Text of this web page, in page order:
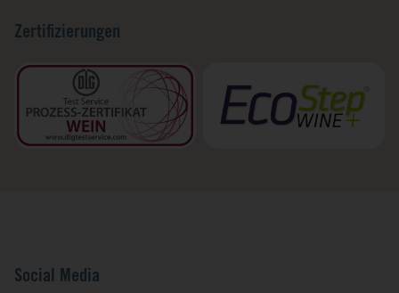
Zertifizierungen
Social Media